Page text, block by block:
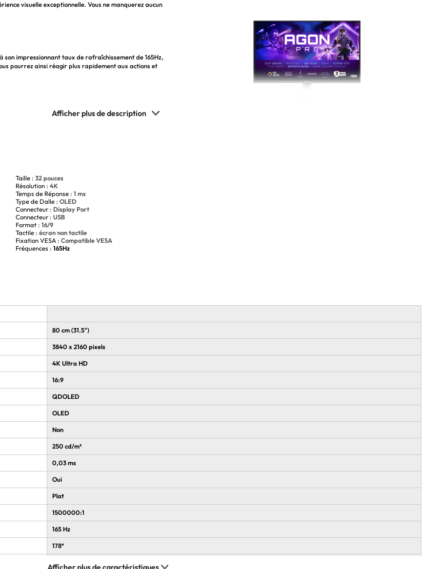
visuelle exceptionnelle. Vous ne manquerez aucun
son impressionnant taux de rafraîchissement de 165Hz,
pourrez ainsi réagir plus rapidement aux actions et
réactivité exceptionnelle. Vous n'aurez plus à craindre
AG326UD répondra à toutes vos attentes. Avec sa
totale dans vos jeux. Sa résolution UHD (3840 x
incroyables.
qui vous permettront de personnaliser votre
réponse de 1ms. N'attendez plus pour améliorer votre
Taille : 32 pouces
Résolution : 4K
Temps de Réponse : 1 ms
Type de Dalle : OLED
Connecteur : Display Port
Connecteur : USB
Format : 16/9
Tactile : écran non tactile
Fixation VESA : Compatible VESA
Fréquences : 165Hz
80 cm (31.5")
3840 x 2160 pixels
4K Ultra HD
16:9
QDOLED
OLED
Non
250 cd/m²
0,03 ms
Oui
Plat
1500000:1
165 Hz
178°